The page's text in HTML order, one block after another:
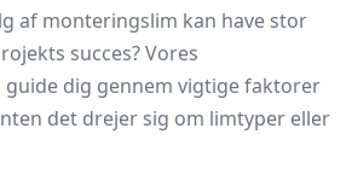
af monteringslim kan have stor
succes? Vores
guide dig gennem vigtige faktorer
det drejer sig om limtyper eller